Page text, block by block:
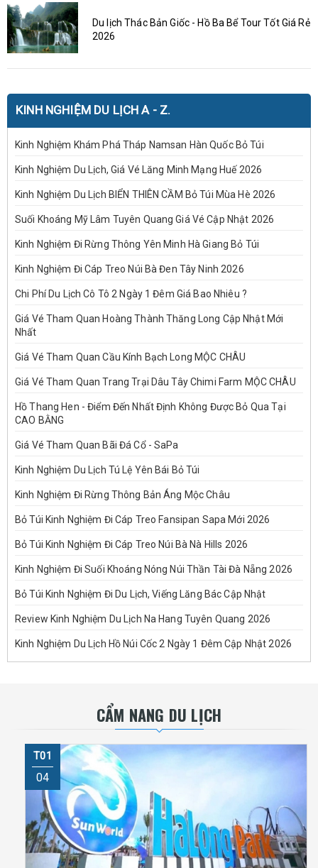
Du lịch Thác Bản Giốc - Hồ Ba Bể Tour Tốt Giá Rẻ
2026
KINH NGHIỆM DU LỊCH A - Z.
Kinh Nghiệm Khám Phá Tháp Namsan Hàn Quốc Bỏ Túi
Kinh Nghiệm Du Lịch, Giá Vé Lăng Minh Mạng Huế 2026
Kinh Nghiệm Du Lịch BIỂN THIÊN CẦM Bỏ Túi Mùa Hè 2026
Suối Khoáng Mỹ Lâm Tuyên Quang Giá Vé Cập Nhật 2026
Kinh Nghiệm Đi Rừng Thông Yên Minh Hà Giang Bỏ Túi
Kinh Nghiệm Đi Cáp Treo Núi Bà Đen Tây Ninh 2026
Chi Phí Du Lịch Cô Tô 2 Ngày 1 Đêm Giá Bao Nhiêu ?
Giá Vé Tham Quan Hoàng Thành Thăng Long Cập Nhật Mới
Nhất
Giá Vé Tham Quan Cầu Kính Bạch Long MỘC CHÂU
Giá Vé Tham Quan Trang Trại Dâu Tây Chimi Farm MỘC CHÂU
Hồ Thang Hen - Điểm Đến Nhất Định Không Được Bỏ Qua Tại
CAO BẰNG
Giá Vé Tham Quan Bãi Đá Cổ - SaPa
Kinh Nghiệm Du Lịch Tú Lệ Yên Bái Bỏ Túi
Kinh Nghiệm Đi Rừng Thông Bản Áng Mộc Châu
Bỏ Túi Kinh Nghiệm Đi Cáp Treo Fansipan Sapa Mới 2026
Bỏ Túi Kinh Nghiệm Đi Cáp Treo Núi Bà Nà Hills 2026
Kinh Nghiệm Đi Suối Khoáng Nóng Núi Thần Tài Đà Nẵng 2026
Bỏ Túi Kinh Nghiệm Đi Du Lịch, Viếng Lăng Bác Cập Nhật
Review Kinh Nghiệm Du Lịch Na Hang Tuyên Quang 2026
Kinh Nghiệm Du Lịch Hồ Núi Cốc 2 Ngày 1 Đêm Cập Nhật 2026
CẨM NANG DU LỊCH
T01
04